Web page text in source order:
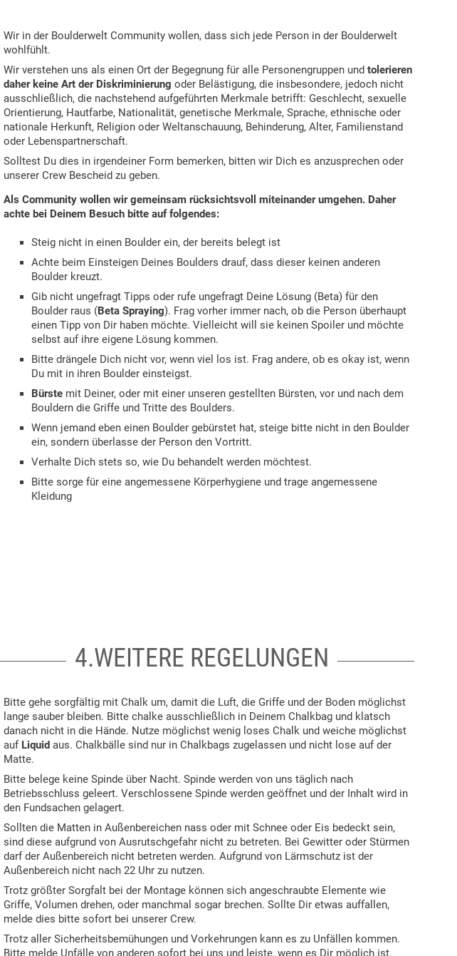
Wir in der Boulderwelt Community wollen, dass sich jede Person in der Boulderwelt
wohlfühlt.
Wir verstehen uns als einen Ort der Begegnung für alle Personengruppen und tolerieren
daher keine Art der Diskriminierung oder Belästigung, die insbesondere, jedoch nicht
ausschließlich, die nachstehend aufgeführten Merkmale betrifft: Geschlecht, sexuelle
Orientierung, Hautfarbe, Nationalität, genetische Merkmale, Sprache, ethnische oder
nationale Herkunft, Religion oder Weltanschauung, Behinderung, Alter, Familienstand
oder Lebenspartnerschaft.
Solltest Du dies in irgendeiner Form bemerken, bitten wir Dich es anzusprechen oder
unserer Crew Bescheid zu geben.
Als Community wollen wir gemeinsam rücksichtsvoll miteinander umgehen. Daher
achte bei Deinem Besuch bitte auf folgendes:
Steig nicht in einen Boulder ein, der bereits belegt ist
Achte beim Einsteigen Deines Boulders drauf, dass dieser keinen anderen
Boulder kreuzt.
Gib nicht ungefragt Tipps oder rufe ungefragt Deine Lösung (Beta) für den
Boulder raus (Beta Spraying). Frag vorher immer nach, ob die Person überhaupt
einen Tipp von Dir haben möchte. Vielleicht will sie keinen Spoiler und möchte
selbst auf ihre eigene Lösung kommen.
Bitte drängele Dich nicht vor, wenn viel los ist. Frag andere, ob es okay ist, wenn
Du mit in ihren Boulder einsteigst.
Bürstemit Deiner, oder mit einer unseren gestellten Bürsten, vor und nach dem
Bouldern die Griffe und Tritte des Boulders.
Wenn jemand eben einen Boulder gebürstet hat, steige bitte nicht in den Boulder
ein, sondern überlasse der Person den Vortritt.
Verhalte Dich stets so, wie Du behandelt werden möchtest.
Bitte sorge für eine angemessene Körperhygiene und trage angemessene
Kleidung
4.WEITERE REGELUNGEN
Bitte gehe sorgfältig mit Chalk um, damit die Luft, die Griffe und der Boden möglichst
lange sauber bleiben. Bitte chalke ausschließlich in Deinem Chalkbag und klatsch
danach nicht in die Hände. Nutze möglichst wenig loses Chalk und weiche möglichst
auf Liquidaus. Chalkbälle sind nur in Chalkbags zugelassen und nicht lose auf der
Matte.
Bitte belege keine Spinde über Nacht. Spinde werden von uns täglich nach
Betriebsschluss geleert. Verschlossene Spinde werden geöffnet und der Inhalt wird in
den Fundsachen gelagert.
Sollten die Matten in Außenbereichen nass oder mit Schnee oder Eis bedeckt sein,
sind diese aufgrund von Ausrutschgefahr nicht zu betreten. Bei Gewitter oder Stürmen
darf der Außenbereich nicht betreten werden. Aufgrund von Lärmschutz ist der
Außenbereich nicht nach 22 Uhr zu nutzen.
Trotz größter Sorgfalt bei der Montage können sich angeschraubte Elemente wie
Griffe, Volumen drehen, oder manchmal sogar brechen. Sollte Dir etwas auffallen,
melde dies bitte sofort bei unserer Crew.
Trotz aller Sicherheitsbemühungen und Vorkehrungen kann es zu Unfällen kommen.
Bitte melde Unfälle von anderen sofort bei uns und leiste, wenn es Dir möglich ist,